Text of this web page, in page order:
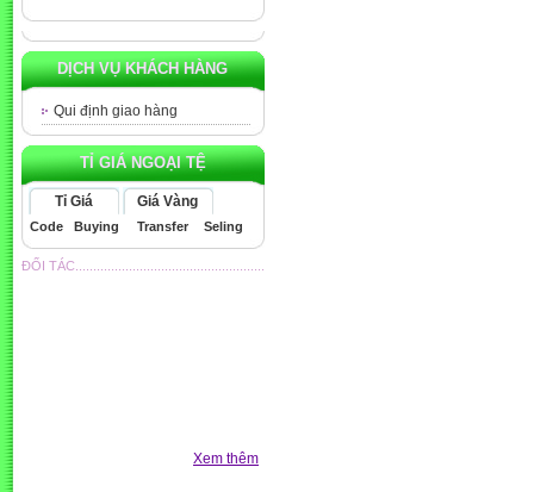
DỊCH VỤ KHÁCH HÀNG
Qui định giao hàng
TỈ GIÁ NGOẠI TỆ
Tỉ Giá Giá Vàng
Code Buying Transfer Seling
ĐỐI TÁC.....................................................
Xem thêm